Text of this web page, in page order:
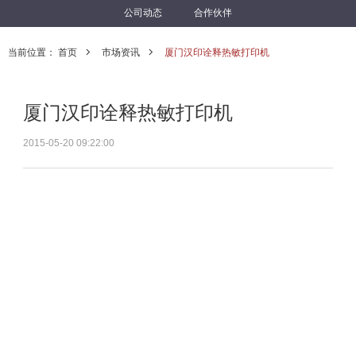
公司动态
合作伙伴
当前位置： 首页 市场资讯 厦门汉印诠释热敏打印机
厦门汉印诠释热敏打印机
2015-05-20 09:22:00